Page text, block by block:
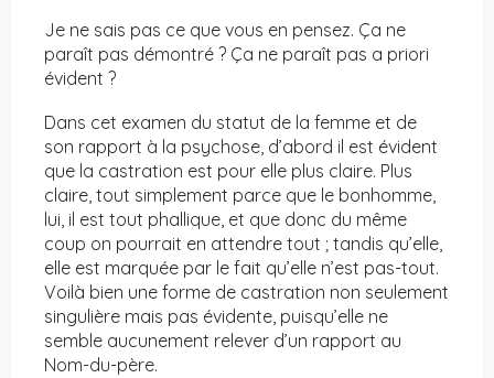
Je ne sais pas ce que vous en pensez. Ça ne
paraît pas démontré ? Ça ne paraît pas a priori
évident ?
Dans cet examen du statut de la femme et de
son rapport à la psychose, d’abord il est évident
que la castration est pour elle plus claire. Plus
claire, tout simplement parce que le bonhomme,
lui, il est tout phallique, et que donc du même
coup on pourrait en attendre tout ; tandis qu’elle,
elle est marquée par le fait qu’elle n’est pas-tout.
Voilà bien une forme de castration non seulement
singulière mais pas évidente, puisqu’elle ne
semble aucunement relever d’un rapport au
Nom-du-père.